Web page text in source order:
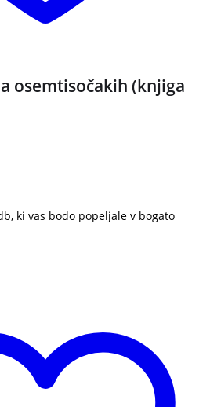
osemtisočakih (knjiga
ki vas bodo popeljale v bogato